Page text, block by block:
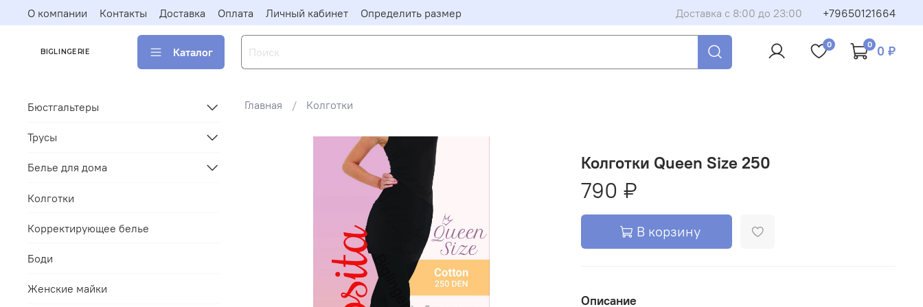
О компании Контакты Доставка Оплата Личный кабинет Определить размер Доставка с 8:00 до 23:00 +79650121664
BIGLINGERIE Каталог
0 0 0 ₽
Главная Колготки
Колготки Queen Size 250
790 ₽
В корзину
Описание
Бюстгальтеры
Трусы
Белье для дома
Колготки
Корректирующее белье
Боди
Женские майки